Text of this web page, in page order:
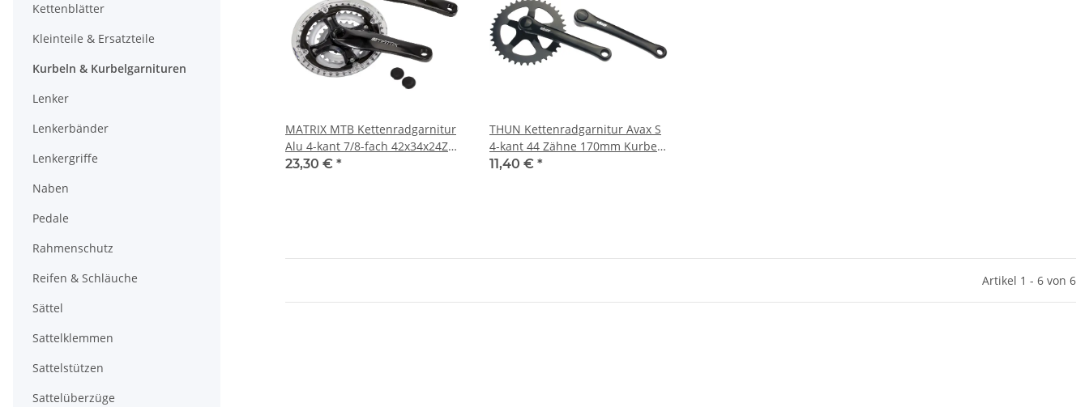
MATRIX MTB Kettenradgarnitur
Alu 4-kant 7/8-fach 42x34x24Z
Kurbel 170mm schwarz
23,30 € *
THUN Kettenradgarnitur Avax S
4-kant 44 Zähne 170mm Kurbel
Stahl schwarz
11,40 € *
Artikel 1 - 6 von 6
Kettenblätter
Kleinteile & Ersatzteile
Kurbeln & Kurbelgarnituren
Lenker
Lenkerbänder
Lenkergriffe
Naben
Pedale
Rahmenschutz
Reifen & Schläuche
Sättel
Sattelklemmen
Sattelstützen
Sattelüberzüge